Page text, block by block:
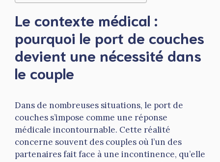
Le contexte médical :
pourquoi le port de couches
devient une nécessité dans
le couple
Dans de nombreuses situations, le port de
couches s’impose comme une réponse
médicale incontournable. Cette réalité
concerne souvent des couples où l’un des
partenaires fait face à une incontinence, qu’elle